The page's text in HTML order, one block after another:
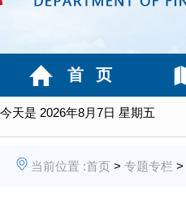
今天是 2026年8月7日 星期五
首 页
当前位置 :首页 > 专题专栏 >